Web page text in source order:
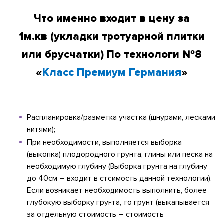
Что именно входит в цену за
1м.кв (укладки тротуарной плитки
или брусчатки) По технологи №8
«Класс Премиум Германия»
Распланировка/разметка участка (шнурами, лесками
нитями);
При необходимости, выполняется выборка
(выкопка) плодородного грунта, глины или песка на
необходимую глубину (Выборка грунта на глубину
до 40см – входит в стоимость данной технологии).
Если возникает необходимость выполнить, более
глубокую выборку грунта, то грунт (выкапывается
за отдельную стоимость – стоимость